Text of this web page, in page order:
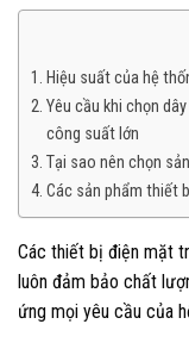
Hiệu suất của hệ
Yêu cầu khi chọn
công suất lớn
Tại sao nên chọn
Các sản phẩm thiết
Các thiết bị điện mặt
luôn đảm bảo chất
ứng mọi yêu cầu của